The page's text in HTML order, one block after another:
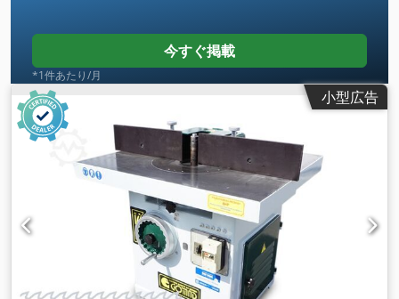
今すぐ掲載
*1件あたり/月
小型広告